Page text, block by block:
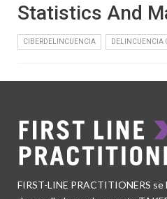
Statistics And
CIBERDELINCUENCIA DELINCUENCIA
FIRST-LINE PRACTITIONERS se